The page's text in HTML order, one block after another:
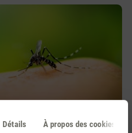
Détails À propos des cookies
gênants à distance